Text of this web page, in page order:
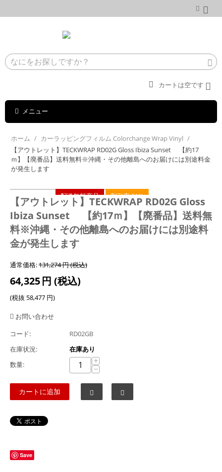
カートは空です
メニュー
ホーム / カーラッピングフィルム Colorchange Wrap Vinyl /
【アウトレット】TECKWRAP RD02G Gloss Ibiza Sunset 【約17
ｍ】【廃番品】送料無料※沖縄・その他離島へのお届けには別途料金
が発生します
配送無料商品 割引率 51%
【アウトレット】TECKWRAP RD02G Gloss
Ibiza Sunset 【約17ｍ】【廃番品】送料無
料※沖縄・その他離島へのお届けには別途料
金が発生します
通常価格:131,274円(税込)
64,325円 (税込)
(税抜 58,477 円)
お問い合わせ
コード:
RD02GB
在庫状況:
在庫あり
数量:
+
−
カートに追加
Save